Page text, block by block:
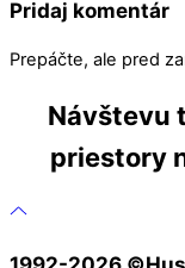
Pridaj komentár
Prepáčte, ale pred
Návštevu
priestory